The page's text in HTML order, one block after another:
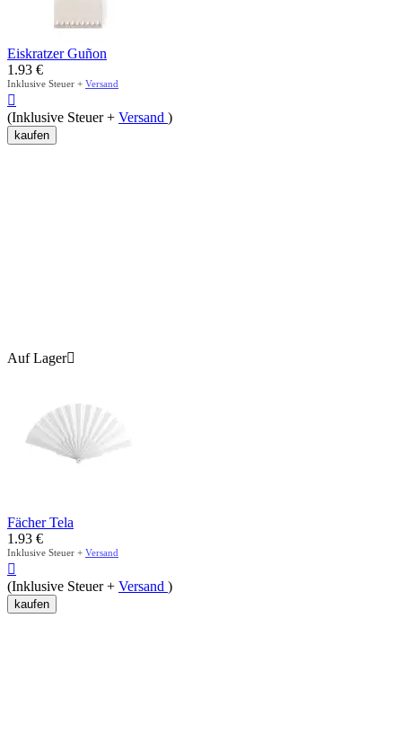
Eiskratzer Guñon
1.93 €
Inklusive Steuer + Versand

(Inklusive Steuer + Versand )
kaufen
Auf Lager
Fächer Tela
1.93 €
Inklusive Steuer + Versand

(Inklusive Steuer + Versand )
kaufen